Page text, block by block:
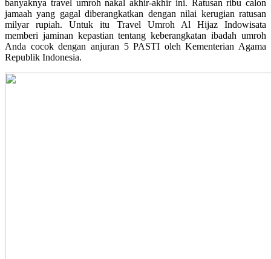
banyaknya travel umroh nakal akhir-akhir ini. Ratusan ribu calon
jamaah yang gagal diberangkatkan dengan nilai kerugian ratusan
milyar rupiah. Untuk itu Travel Umroh Al Hijaz Indowisata
memberi jaminan kepastian tentang keberangkatan ibadah umroh
Anda cocok dengan anjuran 5 PASTI oleh Kementerian Agama
Republik Indonesia.